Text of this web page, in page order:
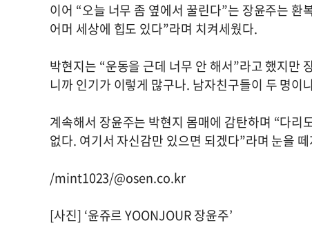
이어 “오늘 너무 좀 옆에서 꿀린다”는 장윤주는
어머 세상에 힙도 있다”라며 치켜세웠다.
박현지는 “운동을 근데 너무 안 해서”라고 했지만
니까 인기가 이렇게 많구나. 남자친구들이 두 명이
계속해서 장윤주는 박현지 몸매에 감탄하며 “다리
없다. 여기서 자신감만 있으면 되겠다”라며 눈을
/mint1023/@osen.co.kr
[사진] ‘윤쥬르 YOONJOUR 장윤주’